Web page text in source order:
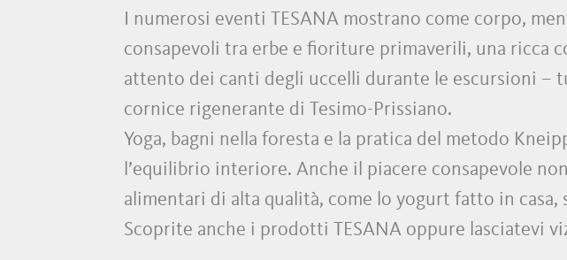
I numerosi eventi TESANA mostrano come corpo,
consapevoli tra erbe e fioriture primaverili, una ricca
attento dei canti degli uccelli durante le escursioni –
cornice rigenerante di Tesimo-Prissiano.
Yoga, bagni nella foresta e la pratica del metodo
l’equilibrio interiore. Anche il piacere consapevole
alimentari di alta qualità, come lo yogurt fatto in
Scoprite anche i prodotti TESANA oppure lasciatevi